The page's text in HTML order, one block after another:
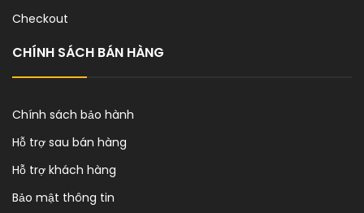
Checkout
CHÍNH SÁCH BÁN HÀNG
Chính sách bảo hành
Hỗ trợ sau bán hàng
Hỗ trợ khách hàng
Bảo mật thông tin